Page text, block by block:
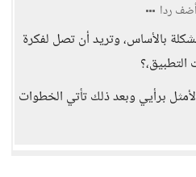
أضف ردا
بالأساس، وتريد أن تصل لفكرة
برأيي وبعد ذلك تأتي الخطوات